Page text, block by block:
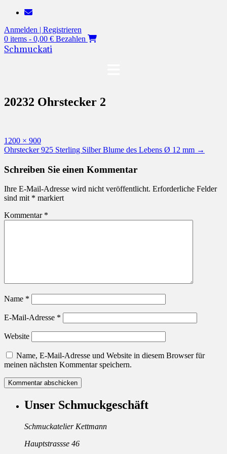
Zum
springen
Anmelden | Registrieren
0 items - 0,00 € Bezahlen
Schmuckati
20232 Ohrstecker 2
Originalgröße
1200 × 900
Beitragsnavigation
Ohrstecker 925 Sterling Silber Blume des Lebens Ø 12 mm →
Schreiben Sie einen Kommentar
Ihre E-Mail-Adresse wird nicht veröffentlicht. Erforderliche Felder
sind mit * markiert
Kommentar *
Name *
E-Mail-Adresse *
Website
Name, E-Mail-Adresse und Website in diesem Browser für
meinen nächsten Kommentar speichern.
Unser Schmuckgeschäft
Schmuckatelier Kettmann
Hauptstrassse 46